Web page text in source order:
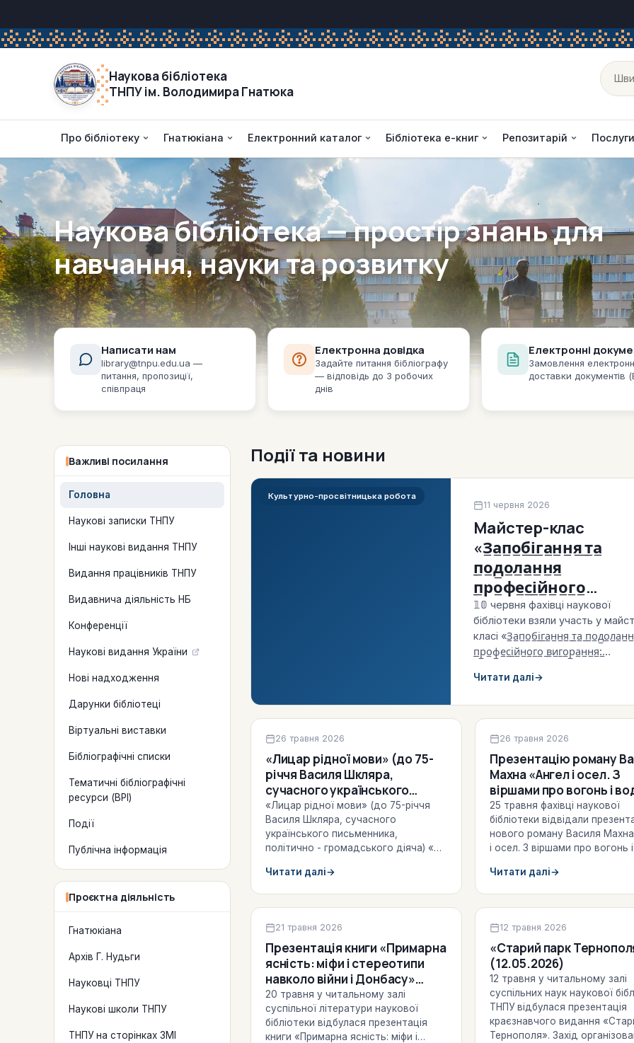
Наукова бібліотека
ТНПУ ім. Володимира Гнатюка
Про бібліотеку Гнатюкіана Електронний каталог Бібліотека е-книг Репозитарій Послуги
Наукова бібліотека — простір знань для
навчання, науки та розвитку
Написати нам
library@tnpu.edu.ua —
питання, пропозиції,
співпраця
Електронна довідка
Задайте питання бібліографу
— відповідь до 3 робочих
днів
Електронні
Замовлення
доставки документів
Важливі посилання
Головна
Наукові записки ТНПУ
Інші наукові видання ТНПУ
Видання працівників ТНПУ
Видавнича діяльність НБ
Конференції
Наукові видання України
Нові надходження
Дарунки бібліотеці
Віртуальні виставки
Бібліографічні списки
Тематичні бібліографічні
ресурси (ВРІ)
Події
Публічна інформація
Проєктна діяльність
Гнатюкіана
Архів Г. Нудьги
Науковці ТНПУ
Наукові школи ТНПУ
ТНПУ на сторінках ЗМІ
Події та новини
Культурно-просвітницька робота
11 червня 2026
Майстер-клас
«З̲а̲п̲о̲б̲і̲г̲а̲н̲н̲я̲ ̲т̲а̲
̲п̲о̲д̲о̲л̲а̲н̲н̲я̲
̲п̲р̲о̲ф̲е̲с̲і̲й̲н̲о̲г̲о̲
̲в̲и̲г̲о̲р̲а̲н̲н̲я̲:̲
̲п̲с̲и̲х̲о̲л̲о̲г̲і̲ч̲н̲и̲й̲
̲п̲р̲а̲к̲т̲и̲к̲у̲м̲»
𝟙𝟘 червня фахівці наукової
бібліотеки взяли участь у
класі «З̲а̲п̲о̲б̲і̲г̲а̲н̲н̲я̲ ̲т̲а̲
̲п̲р̲о̲ф̲е̲с̲і̲й̲н̲о̲г̲о̲ ̲в̲и̲г̲о̲р̲а̲н̲н̲я̲:̲…
Читати далі→
Віртуальні виставки
26 травня 2026
«Лицар рідної мови» (до 75-
річчя Василя Шкляра,
сучасного українського
письменника, політично-
громадського діяча) (2026)
«Лицар рідної мови» (до 75-річчя
Василя Шкляра, сучасного
українського письменника,
політично - громадського діяча) «Є
герой,який зазнав…
Читати далі→
Культурно-просвітницька
26 травня 2026
Презентацію роману
Махна «Ангел і осел. З
віршами про вогонь і
(25.05.2026)
25 травня фахівці наукової
бібліотеки відвідали
нового роману Василя
і осел. З віршами про вогонь
відбулася в…
Читати далі→
Культурно-просвітницька робота
21 травня 2026
Презентація книги «Примарна
ясність: міфи і стереотипи
навколо війни і Донбасу»
(20.05.2026)
20 травня у читальному залі
суспільної літератури наукової
бібліотеки відбулася презентація
книги «Примарна ясність: міфи і
Культурно-просвітницька
12 травня 2026
«Старий парк
(12.05.2026)
12 травня у читальному залі
суспільних наук наукової
ТНПУ відбулася презентація
краєзнавчого видання
Тернополя». Захід